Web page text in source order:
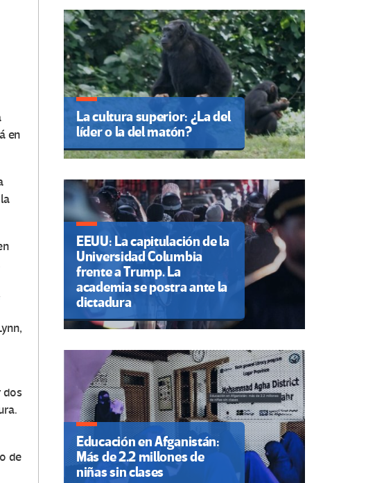
en
dos
de
La cultura superior: ¿La del
líder o la del matón?
EEUU: La capitulación de la
Universidad Columbia
frente a Trump. La
academia se postra ante la
dictadura
Educación en Afganistán:
Más de 2.2 millones de
niñas sin clases